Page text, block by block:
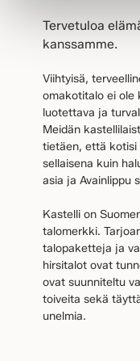
Tervetuloa
kanssamme.
Viihtyisä,
omakotitalo ei ole
luotettava ja
Meidän
tietäen, että kotisi
sellaisena kuin
asia ja Avainlippu
Kastelli on
talomerkki.
talopaketteja ja
hirsitalot ovat
ovat suunniteltu
toiveita sekä
unelmia.